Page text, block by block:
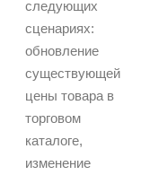
следующих
сценариях:
обновление
существующей
цены товара в
торговом
каталоге,
изменение